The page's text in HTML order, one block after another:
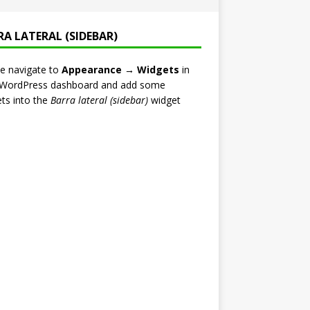
LATERAL (SIDEBAR)
navigate to Appearance → Widgets in
dashboard and add some
into the Barra lateral (sidebar)widget